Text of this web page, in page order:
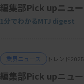
編集部Pick upニュー
1分でわかるMTJ digest
業界ニュース トレンド
編集部Pick upニュー